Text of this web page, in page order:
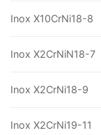
Inox X10CrNi18-8
Inox X2CrNiN18-7
Inox X2CrNi18-9
Inox X2CrNi19-11